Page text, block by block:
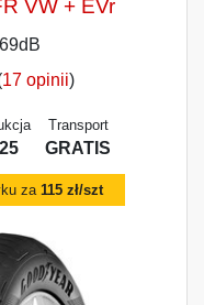
VW + EVr
69dB
17 opinii)
Transport
GRATIS
za 115 zł/szt